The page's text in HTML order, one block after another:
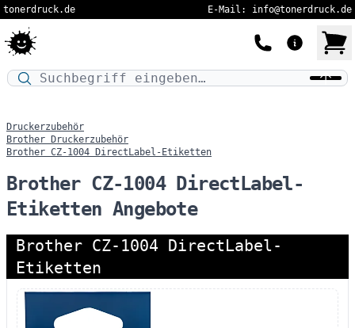
tonerdruck.de E-Mail: info@tonerdruck.de
Druckermodell oder Produktnamen eingeben…
Druckerzubehör
Brother Druckerzubehör
Brother CZ-1004 DirectLabel-Etiketten
Brother CZ-1004 DirectLabel-
Etiketten Angebote
Brother CZ-1004 DirectLabel-
Etiketten